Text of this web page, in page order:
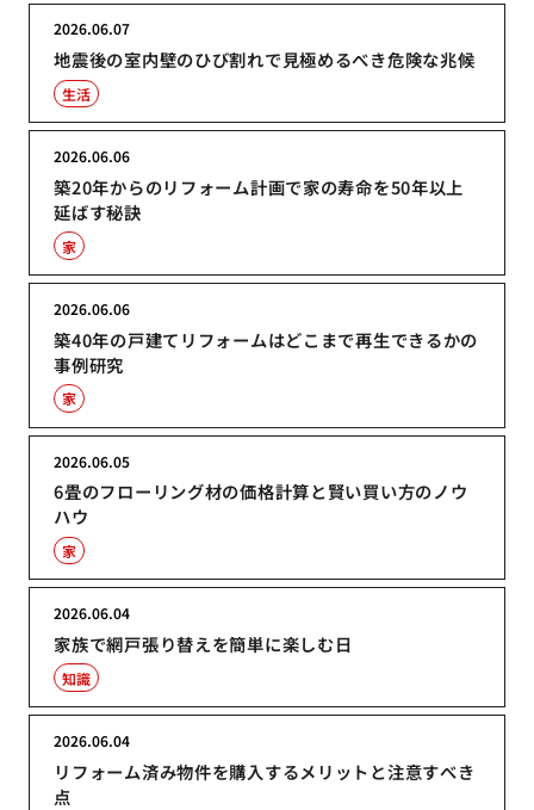
地震後の室内壁のひび割れで見極めるべき危険な兆候
2026.06.07
生活
築20年からのリフォーム計画で家の寿命を50年以上
延ばす秘訣
2026.06.06
家
築40年の戸建てリフォームはどこまで再生できるかの
事例研究
2026.06.06
家
6畳のフローリング材の価格計算と賢い買い方のノウ
ハウ
2026.06.05
家
家族で網戸張り替えを簡単に楽しむ日
2026.06.04
知識
リフォーム済み物件を購入するメリットと注意すべき
点
2026.06.04